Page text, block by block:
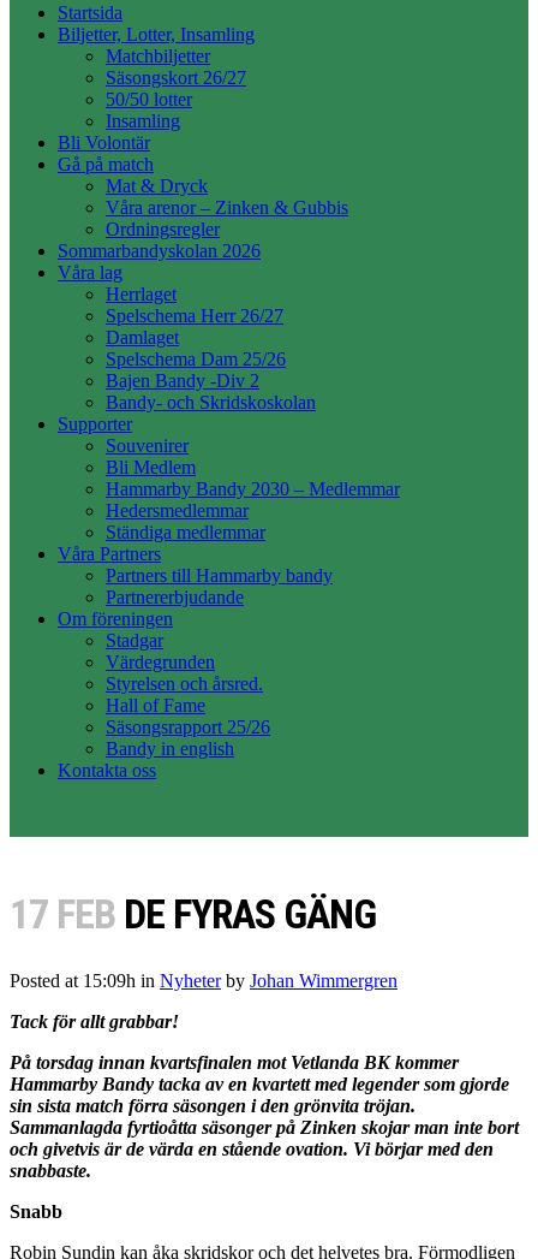
Startsida
Biljetter, Lotter, Insamling
Matchbiljetter
Säsongskort 26/27
50/50 lotter
Insamling
Bli Volontär
Gå på match
Mat & Dryck
Våra arenor – Zinken & Gubbis
Ordningsregler
Sommarbandyskolan 2026
Våra lag
Herrlaget
Spelschema Herr 26/27
Damlaget
Spelschema Dam 25/26
Bajen Bandy -Div 2
Bandy- och Skridskoskolan
Supporter
Souvenirer
Bli Medlem
Hammarby Bandy 2030 – Medlemmar
Hedersmedlemmar
Ständiga medlemmar
Våra Partners
Partners till Hammarby bandy
Partnererbjudande
Om föreningen
Stadgar
Värdegrunden
Styrelsen och årsred.
Hall of Fame
Säsongsrapport 25/26
Bandy in english
Kontakta oss
17 FEB DE FYRAS GÄNG
Posted at 15:09h in Nyheter by Johan Wimmergren
Tack för allt grabbar!
På torsdag innan kvartsfinalen mot Vetlanda BK kommer
Hammarby Bandy tacka av en kvartett med legender som gjorde
sin sista match förra säsongen i den grönvita tröjan.
Sammanlagda fyrtioåtta säsonger på Zinken skojar man inte bort
och givetvis är de värda en stående ovation. Vi börjar med den
snabbaste.
Snabb
Robin Sundin kan åka skridskor och det helvetes bra. Förmodligen